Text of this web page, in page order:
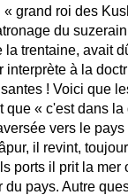
grand roi des
du
trentaine, avait
interprète à la
! Voici que
« c'est dans
vers le
il revint,
ports il prit la
pays. Autre